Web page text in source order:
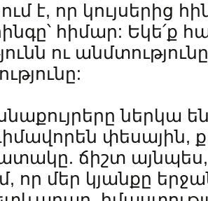
է, որ կույսերից
հիմար: Եկե՛ք
ու
ներկա
փեսային,
ճիշտ այնպես,
որ մեր կյանքը